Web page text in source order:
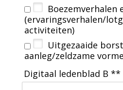
Boezemverhalen
(ervaringsverhalen/
activiteiten)
Uitgezaaide
aanleg/zeldzame
Digitaal ledenblad B **